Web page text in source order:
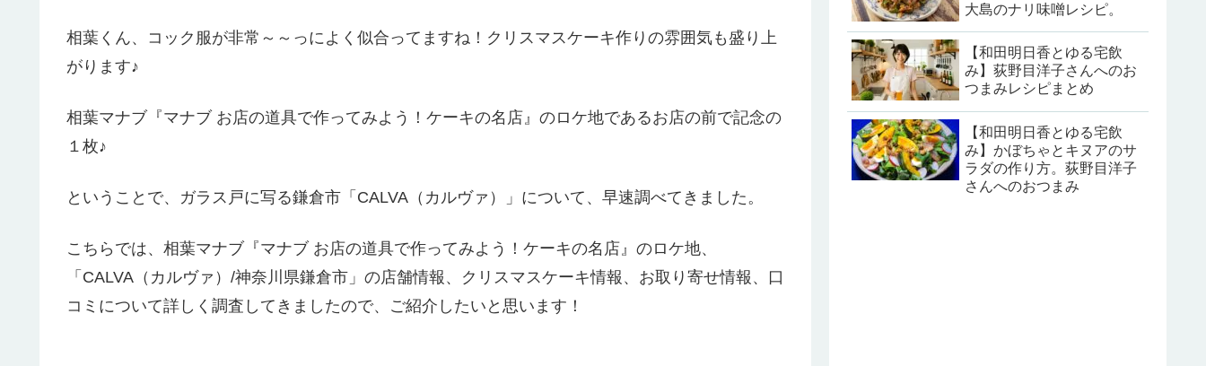
相葉くん、コック服が非常～～っによく似合ってますね！クリスマスケーキ作りの雰囲気も盛り上
がります♪
相葉マナブ『マナブ お店の道具で作ってみよう！ケーキの名店』のロケ地であるお店の前で記念の
１枚♪
ということで、ガラス戸に写る鎌倉市「CALVA（カルヴァ）」について、早速調べてきました。
こちらでは、相葉マナブ『マナブ お店の道具で作ってみよう！ケーキの名店』のロケ地、
「CALVA（カルヴァ）/神奈川県鎌倉市」の店舗情報、クリスマスケーキ情報、お取り寄せ情報、口
コミについて詳しく調査してきましたので、ご紹介したいと思います！
大島のナリ味噌レシピ。
【和田明日香とゆる宅飲
み】荻野目洋子さんへのお
つまみレシピまとめ
【和田明日香とゆる宅飲
み】かぼちゃとキヌアのサ
ラダの作り方。荻野目洋子
さんへのおつまみ